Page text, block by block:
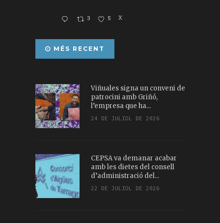
3 5 X
MÉS RECENT
Viñuales signa un conveni de
patrocini amb Griñó,
l’empresa que ha...
24 DE JULIOL DE 2026
CEPSA va demanar acabar
amb les dietes del consell
d’administració del...
22 DE JULIOL DE 2026